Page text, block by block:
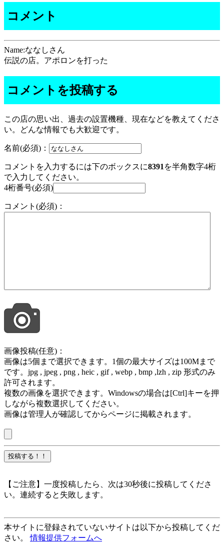
コメント
Name:ななしさん
伝説の店。アポロンを打った
コメントを投稿する
この店の思い出、過去の設置機種、現在などを教えてくださ
い。どんな情報でも大歓迎です。
名前(必須)：
コメントを入力するには下のボックスに8391 を半角数字4桁
で入力してください。
4桁番号(必須)
コメント(必須)：
画像投稿(任意)：
画像は5個まで選択できます。1個の最大サイズは100Mまで
です。jpg , jpeg , png , heic , gif , webp , bmp ,lzh , zip 形式のみ
許可されます。
複数の画像を選択できます。Windowsの場合は[Ctrl]キーを押
しながら複数選択してください。
画像は管理人が確認してからページに掲載されます。
【ご注意】一度投稿したら、次は30秒後に投稿してくださ
い。連続すると失敗します。
本サイトに登録されていないサイトは以下から投稿してくだ
さい。情報提供フォームへ